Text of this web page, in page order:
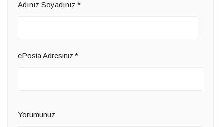
Adınız Soyadınız *
ePosta Adresiniz *
Yorumunuz